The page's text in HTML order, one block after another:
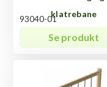
klatrebane
93040-01
Se produkt